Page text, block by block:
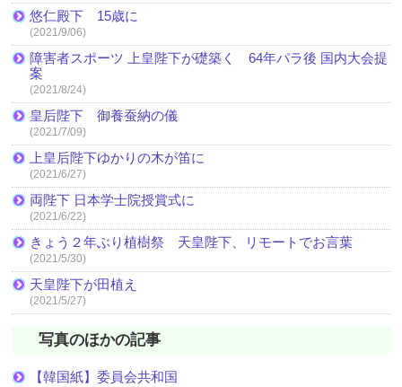
悠仁殿下 15歳に
(2021/9/06)
障害者スポーツ 上皇陛下が礎築く 64年パラ後 国内大会提
案
(2021/8/24)
皇后陛下 御養蚕納の儀
(2021/7/09)
上皇后陛下ゆかりの木が笛に
(2021/6/27)
両陛下 日本学士院授賞式に
(2021/6/22)
きょう２年ぶり植樹祭 天皇陛下、リモートでお言葉
(2021/5/30)
天皇陛下が田植え
(2021/5/27)
写真のほかの記事
【韓国紙】委員会共和国